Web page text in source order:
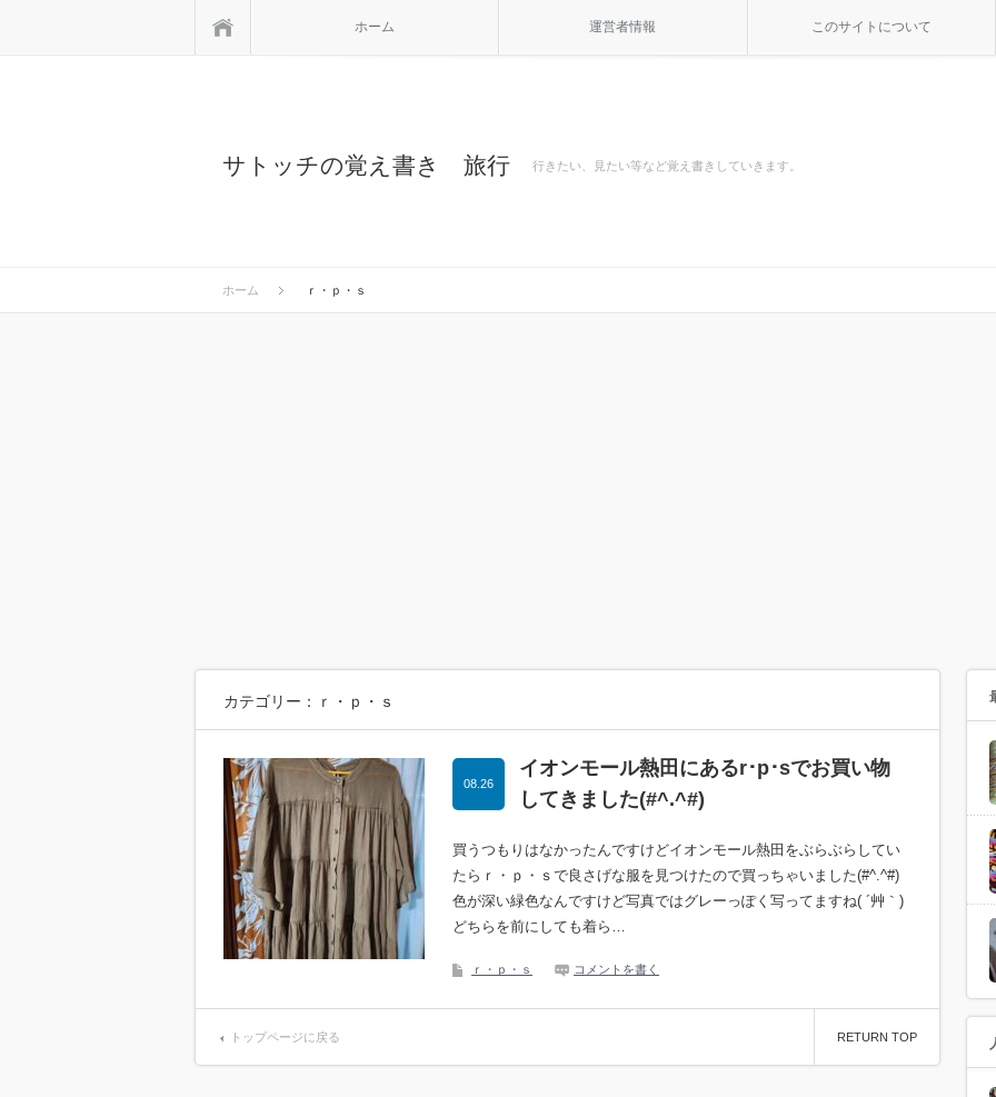
ホーム 運営者情報 このサイトについて
サトッチの覚え書き 旅行 行きたい、見たい等など覚え書きしていきます。
ホーム ｒ・ｐ・ｓ
カテゴリー：ｒ・ｐ・ｓ
イオンモール熱田にあるr･p･sでお買い物
してきました(#^.^#)
08.26
買うつもりはなかったんですけどイオンモール熱田をぶらぶらしてい
たらｒ・ｐ・ｓで良さげな服を見つけたので買っちゃいました(#^.^#)
色が深い緑色なんですけど写真ではグレーっぽく写ってますね( ´艸｀)
どちらを前にしても着ら…
ｒ・ｐ・ｓ コメントを書く
トップページに戻る RETURN TOP